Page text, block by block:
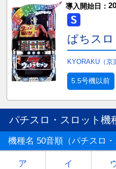
導入開始日：
ぱちス
KYORAKU（京
5.5号機以前
パチスロ・スロット機
機種名 50音順（パチスロ・
ア イ